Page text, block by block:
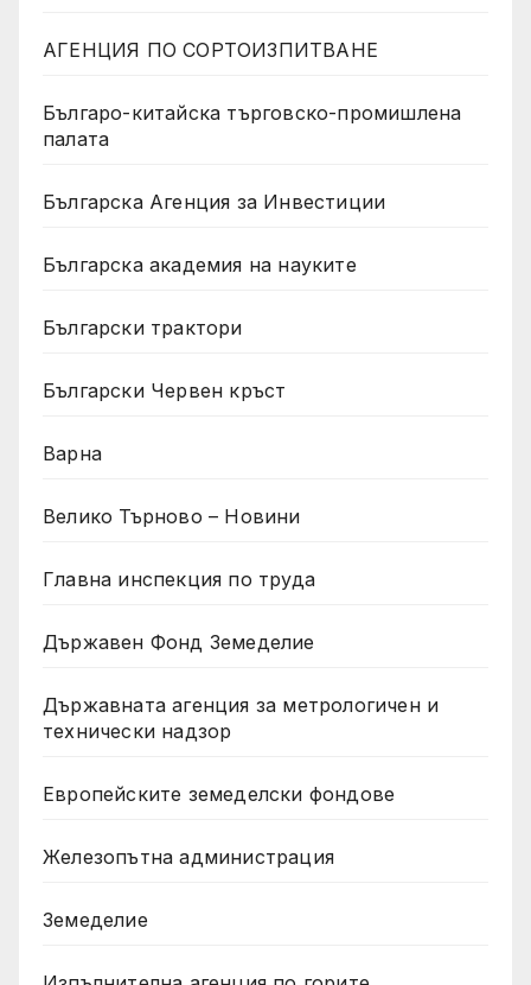
АГЕНЦИЯ ПО СОРТОИЗПИТВАНЕ
Българо-китайска търговско-промишлена
палата
Българска Агенция за Инвестиции
Българска академия на науките
Български трактори
Български Червен кръст
Варна
Велико Търново – Новини
Главна инспекция по труда
Държавен Фонд Земеделие
Държавната агенция за метрологичен и
технически надзор
Европейските земеделски фондове
Железопътна администрация
Земеделие